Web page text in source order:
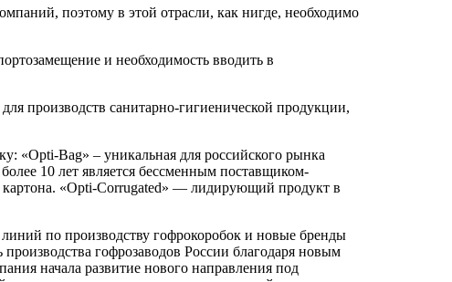
поэтому в этой отрасли, как нигде, необходимо
и необходимость вводить в
производств санитарно-гигиенической продукции,
Bag» – уникальная для российского рынка
10 лет является бессменным поставщиком-
картона. «Opti-Corrugated» — лидирующий продукт в
по производству гофрокоробок и новые бренды
гофрозаводов России благодаря новым
начала развитие нового направления под